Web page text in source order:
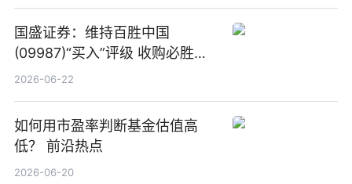
国盛证券：维持百胜中国
(09987)“买入”评级 收购必胜客
中国增厚利润加速成长 信息
2026-06-22
如何用市盈率判断基金估值高
低？ 前沿热点
2026-06-20